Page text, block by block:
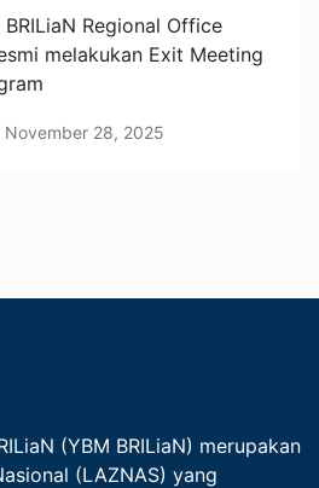
BRILiaN Regional Office
melakukan Exit Meeting
28, 2025
(YBM BRILiaN) merupakan
(LAZNAS) yang